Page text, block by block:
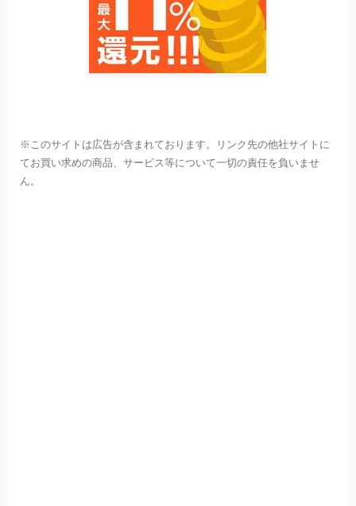
※このサイトは広告が含まれております。リンク先の他社サイトに
てお買い求めの商品、サービス等について一切の責任を負いませ
ん。